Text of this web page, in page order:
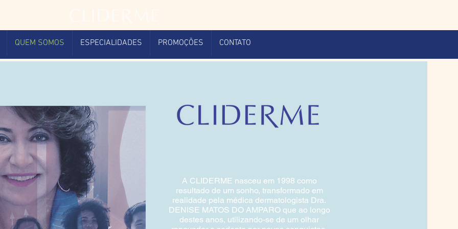
QUEM SOMOS ESPECIALIDADES PROMOÇÕES CONTATO
A CLIDERME nasceu em 1998 como
resultado de um sonho, transformado em
realidade pela médica dermatologista Dra.
DENISE MATOS DO AMPARO que ao longo
destes anos, utilizando-se de um olhar